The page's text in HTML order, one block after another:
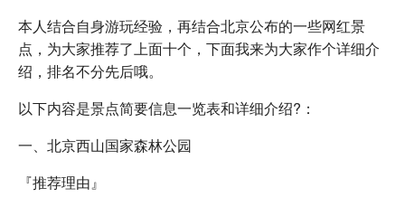
本人结合自身游玩经验，再结合北京公布的一些网红景
点，为大家推荐了上面十个，下面我来为大家作个详细介
绍，排名不分先后哦。
以下内容是景点简要信息一览表和详细介绍?：
一、北京西山国家森林公园
『推荐理由』